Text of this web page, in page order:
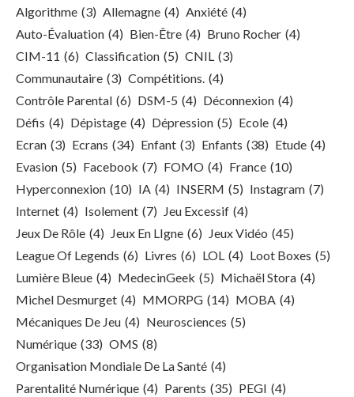
Algorithme (3) Allemagne (4) Anxiété (4)
Auto-Évaluation (4) Bien-Être (4) Bruno Rocher (4)
CIM-11 (6) Classification (5) CNIL (3)
Communautaire (3) Compétitions. (4)
Contrôle Parental (6) DSM-5 (4) Déconnexion (4)
Défis (4) Dépistage (4) Dépression (5) Ecole (4)
Ecran (3) Ecrans (34) Enfant (3) Enfants (38) Etude (4)
Evasion (5) Facebook (7) FOMO (4) France (10)
Hyperconnexion (10) IA (4) INSERM (5) Instagram (7)
Internet (4) Isolement (7) Jeu Excessif (4)
Jeux De Rôle (4) Jeux En LIgne (6) Jeux Vidéo (45)
League Of Legends (6) Livres (6) LOL (4) Loot Boxes (5)
Lumière Bleue (4) MedecinGeek (5) Michaël Stora (4)
Michel Desmurget (4) MMORPG (14) MOBA (4)
Mécaniques De Jeu (4) Neurosciences (5)
Numérique (33) OMS (8)
Organisation Mondiale De La Santé (4)
Parentalité Numérique (4) Parents (35) PEGI (4)